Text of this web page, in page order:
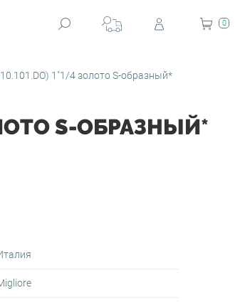
0
1"1/4 золото S-образный*
S-ОБРАЗНЫЙ*